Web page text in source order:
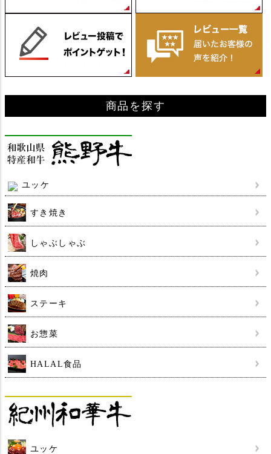
商品を探す
ユッケ
すき焼き
しゃぶしゃぶ
焼肉
ステーキ
お惣菜
HALAL食品
ユッケ